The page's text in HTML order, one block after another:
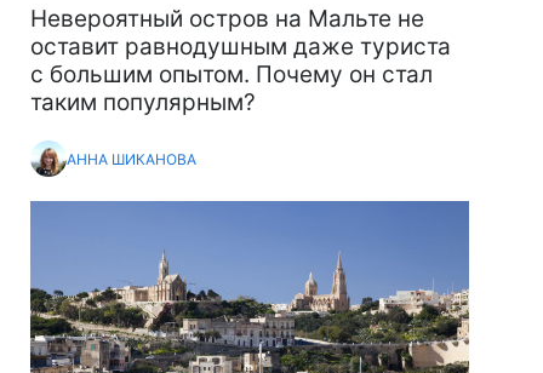
Невероятный остров на Мальте не
оставит равнодушным даже туриста
с большим опытом. Почему он стал
таким популярным?
АННА ШИКАНОВА